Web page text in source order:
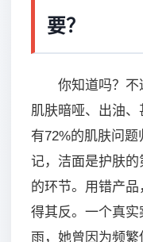
要？
你知道吗？不
肌肤暗哑、出油
有72%的肌肤问
记，洁面是护肤
的环节。用错产
得其反。一个真
雨，她曾因为频